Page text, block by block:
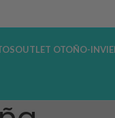
OUTLET OTOÑO-